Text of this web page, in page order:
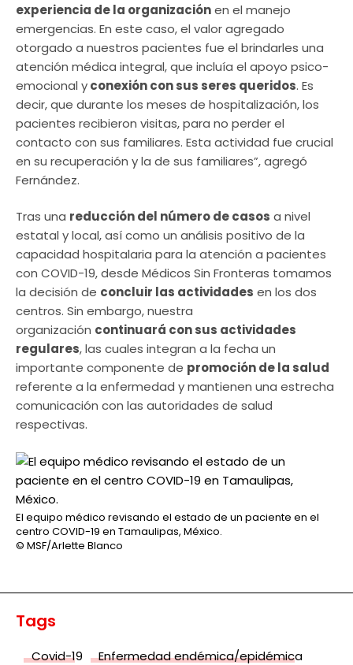
experiencia de la organizaciónen el manejo
emergencias. En este caso, el valor agregado
otorgado a nuestros pacientes fue el brindarles una
atención médica integral, que incluía el apoyo psico-
emocional yconexión con sus seres queridos. Es
decir, que durante los meses de hospitalización, los
pacientes recibieron visitas, para no perder el
contacto con sus familiares. Esta actividad fue crucial
en su recuperación y la de sus familiares”, agregó
Fernández.
Tras una reducción del número de casos a nivel
estatal y local, así como un análisis positivo de la
capacidad hospitalaria para la atención a pacientes
con COVID-19, desde Médicos Sin Fronteras tomamos
la decisión de concluir las actividades en los dos
centros. Sin embargo, nuestra
organización continuará con sus actividades
regulares, las cuales integran a la fecha un
importante componente de promoción de la salud
referente a la enfermedad y mantienen una estrecha
comunicación con las autoridades de salud
respectivas.
El equipo médico revisando el estado de un paciente en el
centro COVID-19 en Tamaulipas, México.
© MSF/Arlette Blanco
Tags
Covid-19
Enfermedad endémica/epidémica